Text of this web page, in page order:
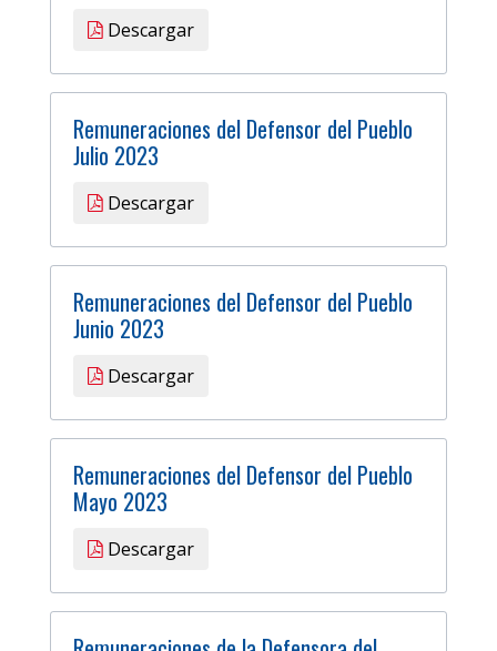
Descargar
Remuneraciones del Defensor del Pueblo
Julio 2023
Descargar
Remuneraciones del Defensor del Pueblo
Junio 2023
Descargar
Remuneraciones del Defensor del Pueblo
Mayo 2023
Descargar